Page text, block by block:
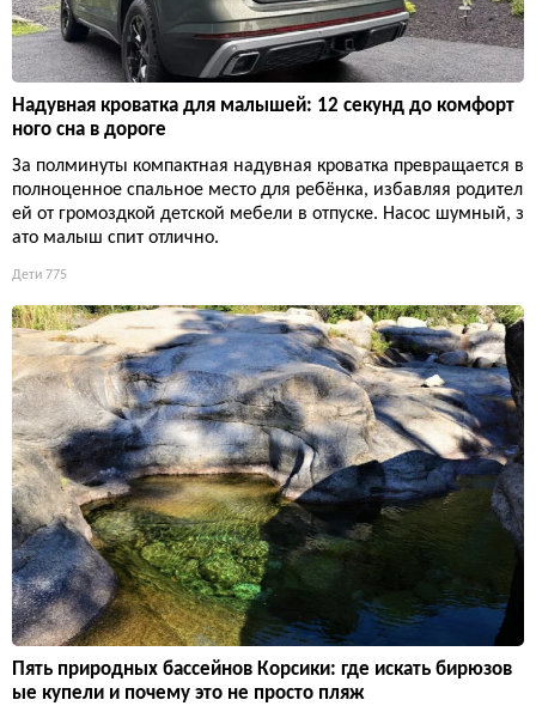
Надувная кроватка для малышей: 12 секунд до комфорт
ного сна в дороге
За полминуты компактная надувная кроватка превращается в
полноценное спальное место для ребёнка, избавляя родител
ей от громоздкой детской мебели в отпуске. Насос шумный, з
ато малыш спит отлично.
Дети 775
Пять природных бассейнов Корсики: где искать бирюзов
ые купели и почему это не просто пляж